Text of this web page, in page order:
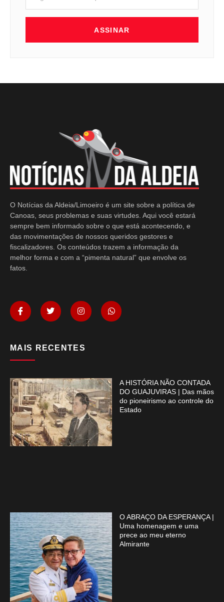
ASSINAR
O Notícias da Aldeia/Limoeiro é um site sobre a política de
Canoas, seus problemas e suas virtudes. Aqui você estará
sempre bem informado sobre o que está acontecendo, e
das movimentações de nossos queridos gestores e
fiscalizadores. Os conteúdos trazem a informação da
melhor forma e com a “pimenta natural” que envolve os
fatos.
MAIS RECENTES
A HISTÓRIA NÃO CONTADA
DO GUAJUVIRAS | Das mãos
do pioneirismo ao controle do
Estado
O ABRAÇO DA ESPERANÇA |
Uma homenagem e uma
prece ao meu eterno
Almirante